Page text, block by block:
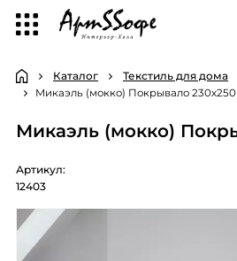
Каталог Текстиль для дома
Микаэль (мокко) Покрывало 230х250
Микаэль (мокко)
Артикул:
12403